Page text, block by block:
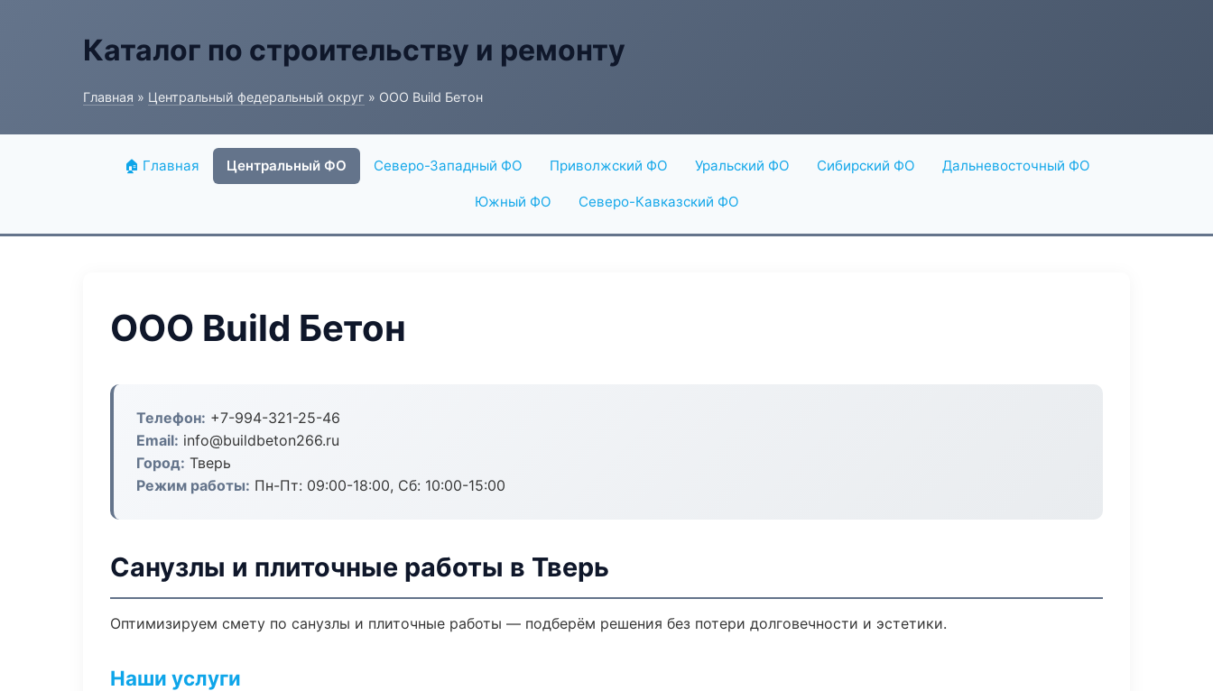
Каталог по строительству и ремонту
Главная » Центральный федеральный округ » ООО Build Бетон
🏠 Главная Центральный ФО Северо-Западный ФО Приволжский ФО Уральский ФО Сибирский ФО Дальневосточный ФО
Южный ФО Северо-Кавказский ФО
ООО Build Бетон
Телефон: +7-994-321-25-46
Email: info@buildbeton266.ru
Город: Тверь
Режим работы: Пн-Пт: 09:00-18:00, Сб: 10:00-15:00
Санузлы и плиточные работы в Тверь
Оптимизируем смету по санузлы и плиточные работы — подберём решения без потери долговечности и эстетики.
Наши услуги